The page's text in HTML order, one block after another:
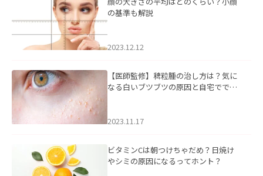
の基準も解説
2023.12.12
【医師監修】稗粒腫の治し方は？気に
なる白いブツブツの原因と自宅ででき
2023.11.17
ビタミンCは朝つけちゃだめ？日焼け
やシミの原因になるってホント？